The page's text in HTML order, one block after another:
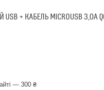
+ КАБЕЛЬ MICROUSB 3,0A
— 300 ₴